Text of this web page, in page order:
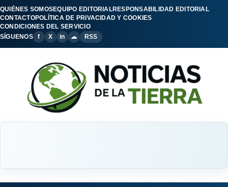
QUIÉNES SOMOSEQUIPO EDITORIALRESPONSABILIDAD EDITORIAL
CONTACTOPOLÍTICA DE PRIVACIDAD Y COOKIES
CONDICIONES DEL SERVICIO
SÍGUENOS
f X in ☁ RSS